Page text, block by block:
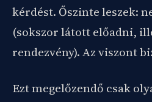
kérdést. Őszinte leszek:
(sokszor látott előadni,
rendezvény). Az viszont
Ezt megelőzendő csak